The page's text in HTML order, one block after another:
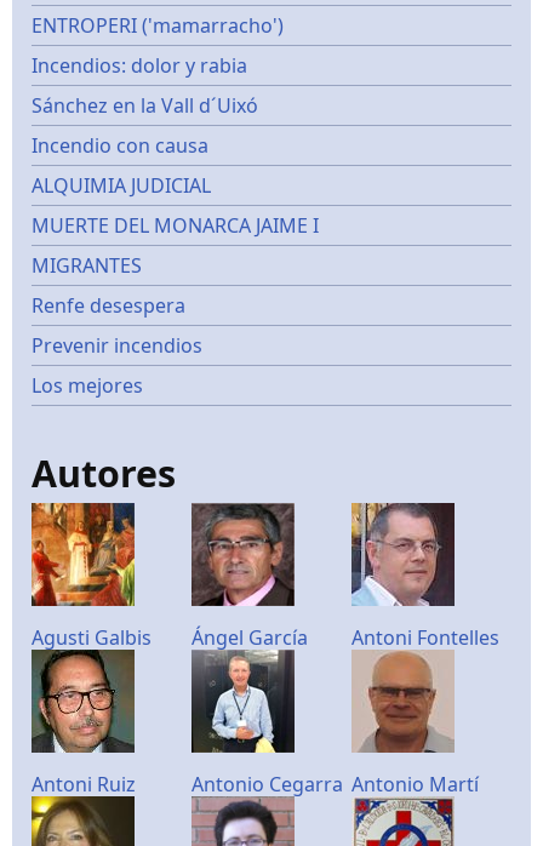
ENTROPERI ('mamarracho')
Incendios: dolor y rabia
Sánchez en la Vall d´Uixó
Incendio con causa
ALQUIMIA JUDICIAL
MUERTE DEL MONARCA JAIME I
MIGRANTES
Renfe desespera
Prevenir incendios
Los mejores
Autores
Agusti Galbis Ángel García Antoni Fontelles
Antoni Ruiz Antonio Cegarra Antonio Martí